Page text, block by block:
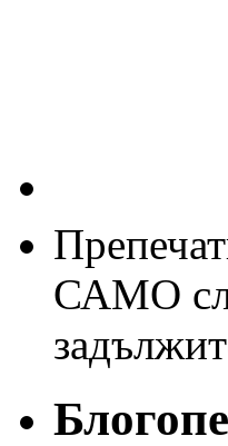
САМО